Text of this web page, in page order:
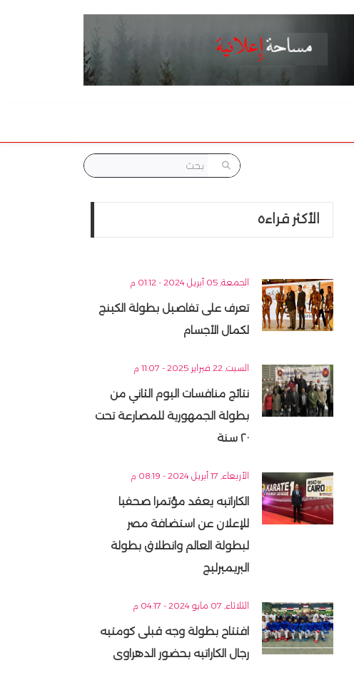
الأكثر قراءه
الجمعة, 05 أبريل 2024 - 01:12 م
تعرف على تفاصيل بطولة الكينج
لكمال الأجسام
السبت, 22 فبراير 2025 - 11:07 م
نتائج منافسات اليوم الثاني من
بطولة الجمهورية للمصارعة تحت
٢٠ سنة
الأربعاء, 17 أبريل 2024 - 08:19 م
الكاراتيه يعقد مؤتمرا صحفيا
للإعلان عن استضافة مصر
لبطولة العالم وانطلاق بطولة
البريميرليج
الثلاثاء, 07 مايو 2024 - 04:17 م
افتتاح بطولة وجه قبلى كومتيه
رجال الكاراتيه بحضور الدهراوى